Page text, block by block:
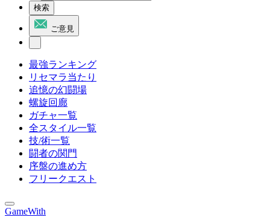
検索
ご意見
最強ランキング
リセマラ当たり
追憶の幻闘場
螺旋回廊
ガチャ一覧
全スタイル一覧
技/術一覧
闘者の関門
序盤の進め方
フリークエスト
GameWith